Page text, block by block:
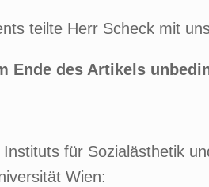
teilte Herr Scheck mit
Ende des Artikels
für Sozialästhetik
Wien: